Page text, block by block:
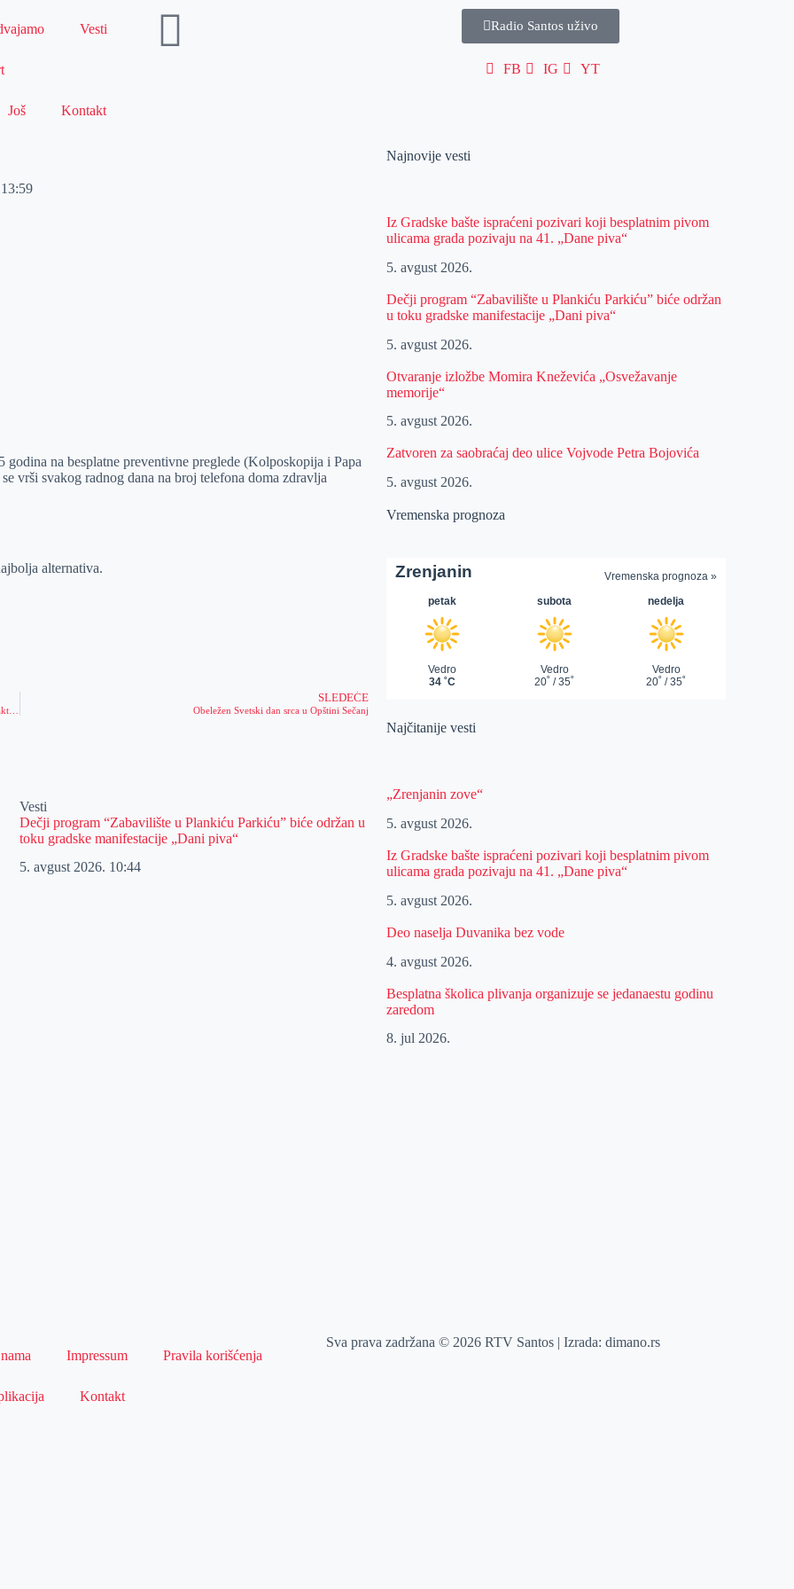
Vesti
Još Kontakt
Radio Santos uživo
FB IG YT
13:59
na besplatne preventivne preglede (Kolposkopija i Papa
vrši svakog radnog dana na broj telefona doma zdravlja
alternativa.
SLEDEĆE
Obeležen Svetski dan srca u Opštini Sečanj
Vesti
Dečji program “Zabavilište u Plankiću Parkiću” biće održan u
toku gradske manifestacije „Dani piva“
5. avgust 2026. 10:44
Najnovije vesti
Iz Gradske bašte ispraćeni pozivari koji besplatnim pivom
ulicama grada pozivaju na 41. „Dane piva“
5. avgust 2026.
Dečji program “Zabavilište u Plankiću Parkiću” biće održan
u toku gradske manifestacije „Dani piva“
5. avgust 2026.
Otvaranje izložbe Momira Kneževića „Osvežavanje
memorije“
5. avgust 2026.
Zatvoren za saobraćaj deo ulice Vojvode Petra Bojovića
5. avgust 2026.
Vremenska prognoza
Najčitanije vesti
„Zrenjanin zove“
5. avgust 2026.
Iz Gradske bašte ispraćeni pozivari koji besplatnim pivom
ulicama grada pozivaju na 41. „Dane piva“
5. avgust 2026.
Deo naselja Duvanika bez vode
4. avgust 2026.
Besplatna školica plivanja organizuje se jedanaestu godinu
zaredom
8. jul 2026.
Impressum Pravila korišćenja
Kontakt
Sva prava zadržana © 2026 RTV Santos | Izrada:dimano.rs